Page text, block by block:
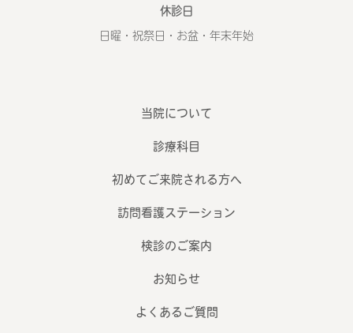
休診日
日曜・祝祭日・お盆・年末年始
当院について
診療科目
初めてご来院される方へ
訪問看護ステーション
検診のご案内
お知らせ
よくあるご質問